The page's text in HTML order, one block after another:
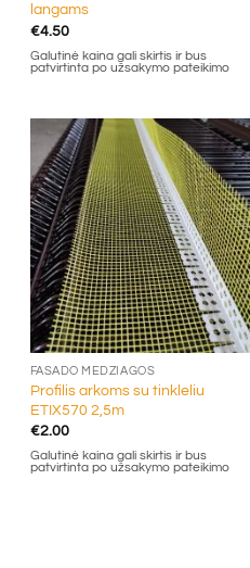
langams
€4.50
Galutinė kaina gali skirtis ir bus
patvirtinta po užsakymo pateikimo
+
FASADO MEDŽIAGOS
Profilis arkoms su tinkleliu
ETIX570 2,5m
€2.00
Galutinė kaina gali skirtis ir bus
patvirtinta po užsakymo pateikimo